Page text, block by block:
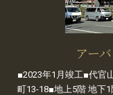
アー
■2023年1月竣工■代官
町13-18■地上5階 地下1